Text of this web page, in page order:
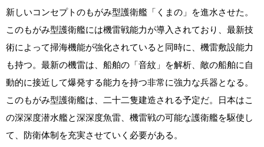
新しいコンセプトのもがみ型護衛艦「くまの」を進水させた。
このもがみ型護衛艦には機雷戦能力が導入されており、最新技
術によって掃海機能が強化されていると同時に、機雷敷設能力
も持つ。最新の機雷は、船舶の「音紋」を解析、敵の船舶に自
動的に接近して爆発する能力を持つ非常に強力な兵器となる。
このもがみ型護衛艦は、二十二隻建造される予定だ。日本はこ
の深深度潜水艦と深深度魚雷、機雷戦の可能な護衛艦を駆使し
て、防衛体制を充実させていく必要がある。